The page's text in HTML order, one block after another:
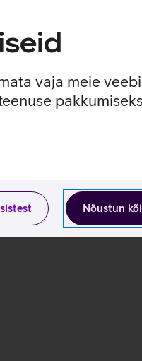
vaja meie
Nõustun
kindel haare ja